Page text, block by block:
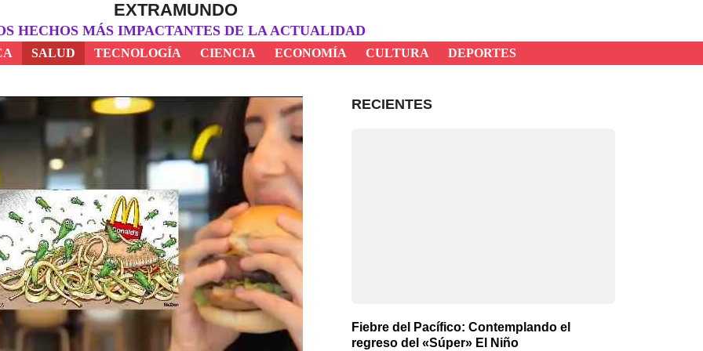
EXTRAMUNDO
HECHOS MÁS IMPACTANTES DE LA ACTUALIDAD
SALUD TECNOLOGÍA CIENCIA ECONOMÍA CULTURA DEPORTES
RECIENTES
Fiebre del Pacífico: Contemplando el
regreso del «Súper» El Niño